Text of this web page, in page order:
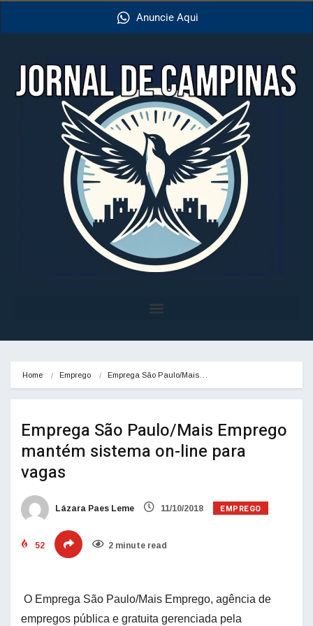
Anuncie Aqui
Home Emprego Emprega São Paulo/Mais…
Emprega São Paulo/Mais Emprego
mantém sistema on-line para
vagas
Lázara Paes Leme 11/10/2018 EMPREGO
52 2 minute read
O Emprega São Paulo/Mais Emprego, agência de
empregos pública e gratuita gerenciada pela